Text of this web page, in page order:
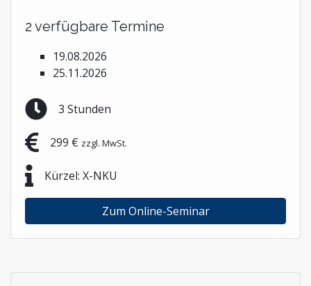
2 verfügbare Termine
19.08.2026
25.11.2026
3 Stunden
299 € zzgl. MwSt.
Kürzel: X-NKU
Zum Online-Seminar